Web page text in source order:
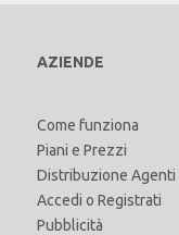
AZIENDE
Come funziona
Piani e Prezzi
Distribuzione Agenti
Accedi o Registrati
Pubblicità